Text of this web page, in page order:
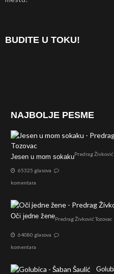
BUDITE U TOKU!
NAJBOLJE PESME
Jesen u mom sokakuPredrag Živković
65325 glasova
komentara
Oči jedne ženePredrag Živković Tozovac
64080 glasova
komentara